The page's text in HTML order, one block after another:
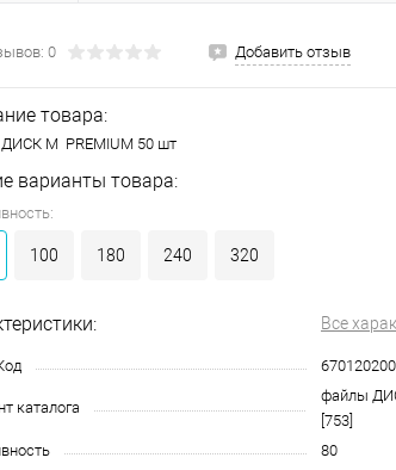
0 Добавить отзыв
товара:
М PREMIUM 50 шт
варианты товара:
100 180 240 320
Все
каталога
файлы
[753]
80